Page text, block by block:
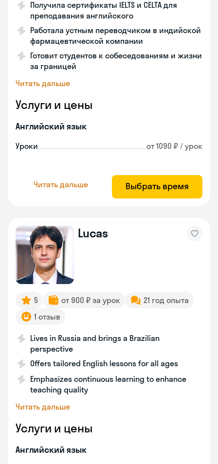
Получила сертификаты IELTS и CELTA для
преподавания английского
Работала устным переводчиком в индийской
фармацевтической компании
Готовит студентов к собеседованиям и жизни
за границей
Читать дальше
Услуги и цены
Английский язык
Уроки от 1090 ₽ / урок
Читать дальше Выбрать время
Lucas
5 от 900 ₽ за урок
21 год опыта
1 отзыв
Lives in Russia and brings a Brazilian
perspective
Offers tailored English lessons for all ages
Emphasizes continuous learning to enhance
teaching quality
Читать дальше
Услуги и цены
Английский язык